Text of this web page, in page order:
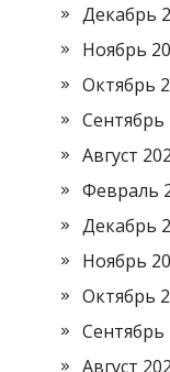
Декабрь
Ноябрь
Октябрь
Сентябрь
Август
Февраль
Декабрь
Ноябрь
Октябрь
Сентябрь
Август